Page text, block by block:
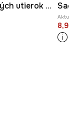
Sada kuchynských utierok bavlnená